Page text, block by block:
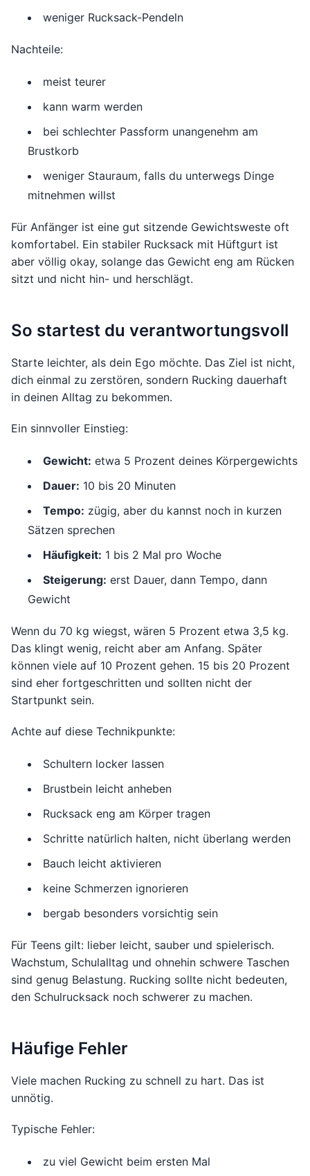
weniger Rucksack-Pendeln
Nachteile:
meist teurer
kann warm werden
bei schlechter Passform unangenehm am
Brustkorb
weniger Stauraum, falls du unterwegs Dinge
mitnehmen willst
Für Anfänger ist eine gut sitzende Gewichtsweste oft
komfortabel. Ein stabiler Rucksack mit Hüftgurt ist
aber völlig okay, solange das Gewicht eng am Rücken
sitzt und nicht hin- und herschlägt.
So startest du verantwortungsvoll
Starte leichter, als dein Ego möchte. Das Ziel ist nicht,
dich einmal zu zerstören, sondern Rucking dauerhaft
in deinen Alltag zu bekommen.
Ein sinnvoller Einstieg:
Gewicht: etwa 5 Prozent deines Körpergewichts
Dauer: 10 bis 20 Minuten
Tempo: zügig, aber du kannst noch in kurzen
Sätzen sprechen
Häufigkeit: 1 bis 2 Mal pro Woche
Steigerung: erst Dauer, dann Tempo, dann
Gewicht
Wenn du 70 kg wiegst, wären 5 Prozent etwa 3,5 kg.
Das klingt wenig, reicht aber am Anfang. Später
können viele auf 10 Prozent gehen. 15 bis 20 Prozent
sind eher fortgeschritten und sollten nicht der
Startpunkt sein.
Achte auf diese Technikpunkte:
Schultern locker lassen
Brustbein leicht anheben
Rucksack eng am Körper tragen
Schritte natürlich halten, nicht überlang werden
Bauch leicht aktivieren
keine Schmerzen ignorieren
bergab besonders vorsichtig sein
Für Teens gilt: lieber leicht, sauber und spielerisch.
Wachstum, Schulalltag und ohnehin schwere Taschen
sind genug Belastung. Rucking sollte nicht bedeuten,
den Schulrucksack noch schwerer zu machen.
Häufige Fehler
Viele machen Rucking zu schnell zu hart. Das ist
unnötig.
Typische Fehler:
zu viel Gewicht beim ersten Mal